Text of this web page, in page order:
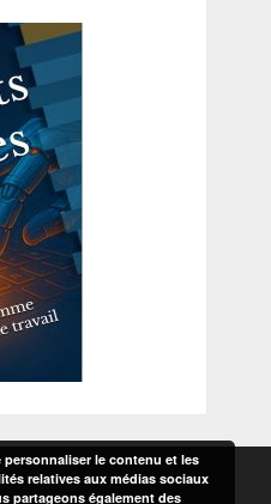
le contenu et les
relatives aux médias sociaux
partageons également des